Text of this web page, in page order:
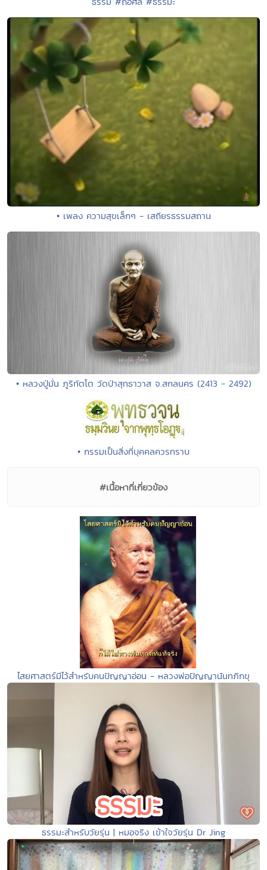
• เพลง ความสุขเล็กๆ - เสถียรธรรมสถาน
• หลวงปู่มั่น ภูริทัตโต วัดป่าสุทธาวาส จ.สกลนคร (2413 - 2492)
• กรรมเป็นสิ่งที่บุคคลควรทราบ
#เนื้อหาที่เกี่ยวข้อง
ไสยศาสตร์มีไว้สำหรับคนปัญญาอ่อน - หลวงพ่อปัญญานันทภิกขุ
ธรรมะสำหรับวัยรุ่น | หมอจริง เข้าใจวัยรุ่น Dr Jing